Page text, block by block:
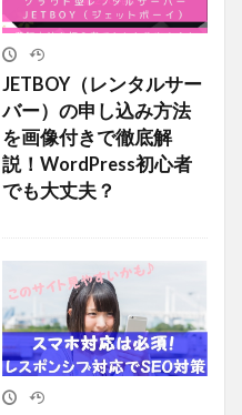
JETBOY（レンタルサー
バー）の申し込み方法
を画像付きで徹底解
説！WordPress初心者
でも大丈夫？